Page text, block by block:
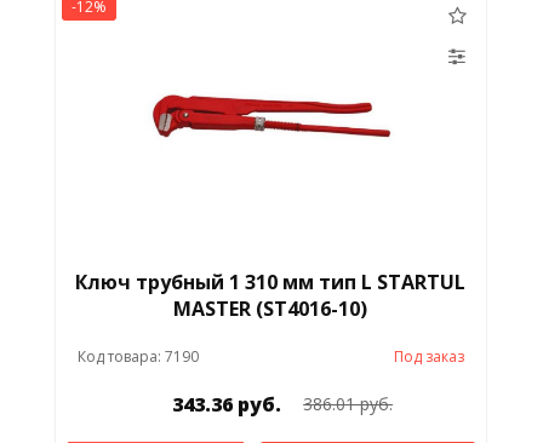
-12%
Ключ трубный 1 310 мм тип L STARTUL
MASTER (ST4016-10)
Код товара: 7190 Под заказ
343.36 руб. 386.01 руб.